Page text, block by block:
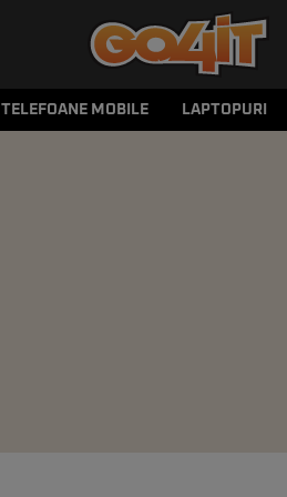
TELEFOANE MOBILE LAPTOPURI